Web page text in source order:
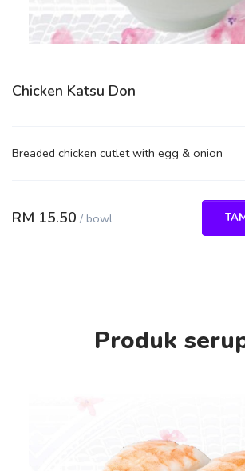
Chicken Katsu Don
Breaded chicken cutlet with egg & onion
RM 15.50 / bowl
Produk